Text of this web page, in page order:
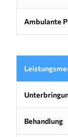
Ambulante
Behandlung